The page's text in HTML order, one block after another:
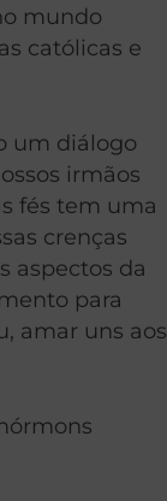
mundo
católicas e
um diálogo
irmãos
fés tem uma
crenças
aspectos da
para
amar uns aos